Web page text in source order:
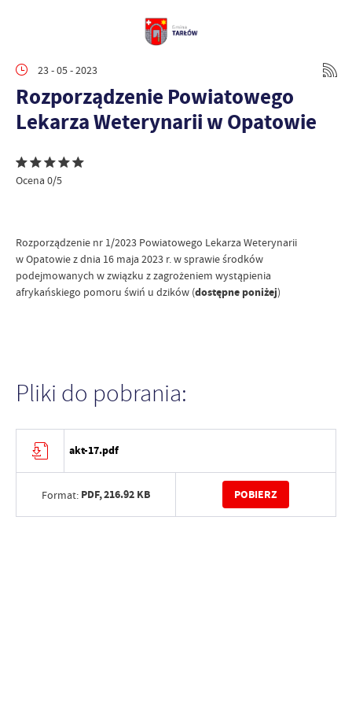
23 - 05 - 2023
Rozporządzenie Powiatowego
Lekarza Weterynarii w Opatowie
Ocena 0/5
Rozporządzenie nr 1/2023 Powiatowego Lekarza Weterynarii
w Opatowie z dnia 16 maja 2023 r. w sprawie środków
podejmowanych w związku z zagrożeniem wystąpienia
afrykańskiego pomoru świń u dzików (dostępne poniżej)
Pliki do pobrania:
akt-17.pdf
Format: PDF,216.92 KB POBIERZ